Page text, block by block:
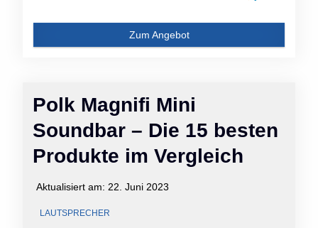
Polk Magnifi Mini
Soundbar – Die 15 besten
Produkte im Vergleich
Aktualisiert am: 22. Juni 2023
LAUTSPRECHER
Zum Angebot